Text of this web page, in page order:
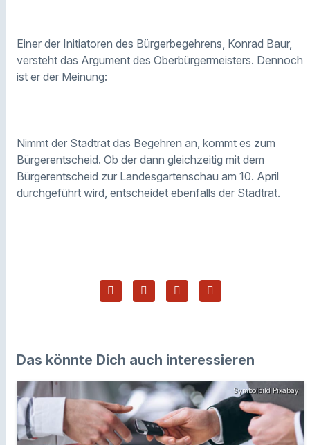
Einer der Initiatoren des Bürgerbegehrens, Konrad Baur,
versteht das Argument des Oberbürgermeisters. Dennoch
ist er der Meinung:
Nimmt der Stadtrat das Begehren an, kommt es zum
Bürgerentscheid. Ob der dann gleichzeitig mit dem
Bürgerentscheid zur Landesgartenschau am 10. April
durchgeführt wird, entscheidet ebenfalls der Stadtrat.
Das könnte Dich auch interessieren
Symbolbild Pixabay